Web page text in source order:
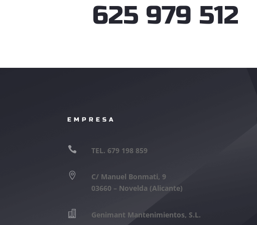
625 979 512
EMPRESA
 TEL. 679 198 859

C/ Manuel Bonmati, 9
03660 – Novelda (Alicante)
 Genimant Mantenimientos, S.L.